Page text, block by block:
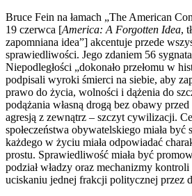
Bruce Fein na łamach „The American
19 czerwca [America: A Forgotten Idea,
zapomniana idea”] akcentuje przede
sprawiedliwości. Jego zdaniem 56
Niepodległości „dokonało przełomu w
podpisali wyroki śmierci na siebie, aby
prawo do życia, wolności i dążenia do
podążania własną drogą bez obawy
agresją z zewnątrz – szczyt cywilizacji.
społeczeństwa obywatelskiego miała
każdego w życiu miała odpowiadać
prostu. Sprawiedliwość miała być
podział władzy oraz mechanizmy
uciskaniu jednej frakcji politycznej przez